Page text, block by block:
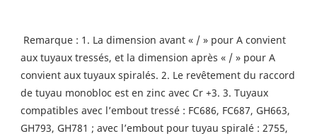
Remarque : 1. La dimension avant « / » pour A convient
aux tuyaux tressés, et la dimension après « / » pour A
convient aux tuyaux spiralés. 2. Le revêtement du raccord
de tuyau monobloc est en zinc avec Cr +3. 3. Tuyaux
compatibles avec l’embout tressé : FC686, FC687, GH663,
GH793, GH781 ; avec l’embout pour tuyau spiralé : 2755,